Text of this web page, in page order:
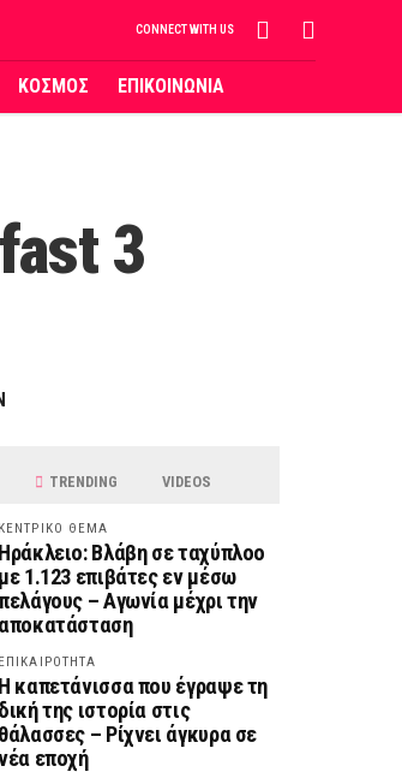
CONNECT WITH US
ΚΟΣΜΟΣ ΕΠΙΚΟΙΝΩΝΙΑ
3
TRENDING VIDEOS
ΚΕΝΤΡΙΚΟ ΘΕΜΑ
Ηράκλειο: Βλάβη σε ταχύπλοο
με 1.123 επιβάτες εν μέσω
– Αγωνία μέχρι την
αποκατάσταση
ΕΠΙΚΑΙΡΟΤΗΤΑ
Η καπετάνισσα που έγραψε τη
δική της ιστορία στις
θάλασσες – Ρίχνει άγκυρα σε
εποχή